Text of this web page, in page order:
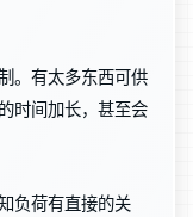
。有太多东西可供
时间加长，甚至会
负荷有直接的关